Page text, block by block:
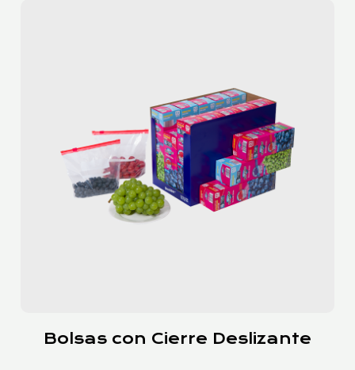
Bolsas con Cierre Deslizante